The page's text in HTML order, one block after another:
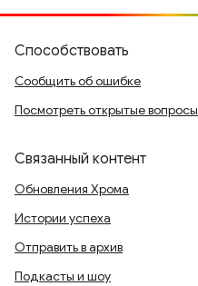
Способствовать
Сообщить об ошибке
Посмотреть открытые вопросы
Связанный контент
Обновления Хрома
Истории успеха
Отправить в архив
Подкасты и шоу